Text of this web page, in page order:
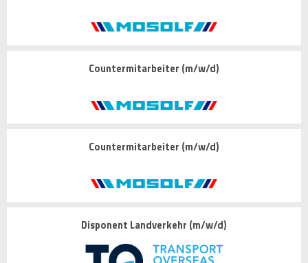
Countermitarbeiter (m/w/d)
Countermitarbeiter (m/w/d)
Disponent Landverkehr (m/w/d)